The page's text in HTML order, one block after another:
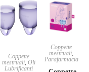
Coppette
mestruali, Oli
Lubrificanti
Coppette
mestruali
Parafarmacia